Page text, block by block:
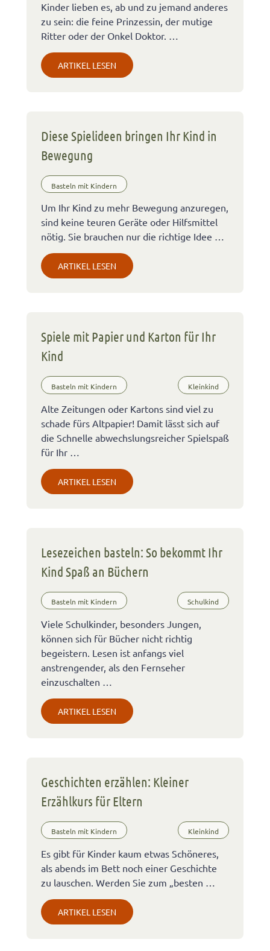
Kinder lieben es, ab und zu jemand anderes
zu sein: die feine Prinzessin, der mutige
Ritter oder der Onkel Doktor. …
ARTIKEL LESEN
Diese Spielideen bringen Ihr Kind in
Bewegung
Basteln mit Kindern
Um Ihr Kind zu mehr Bewegung anzuregen,
sind keine teuren Geräte oder Hilfsmittel
nötig. Sie brauchen nur die richtige Idee …
ARTIKEL LESEN
Spiele mit Papier und Karton für Ihr
Kind
Basteln mit Kindern Kleinkind
Alte Zeitungen oder Kartons sind viel zu
schade fürs Altpapier! Damit lässt sich auf
die Schnelle abwechslungsreicher Spielspaß
für Ihr …
ARTIKEL LESEN
Lesezeichen basteln: So bekommt Ihr
Kind Spaß an Büchern
Basteln mit Kindern Schulkind
Viele Schulkinder, besonders Jungen,
können sich für Bücher nicht richtig
begeistern. Lesen ist anfangs viel
anstrengender, als den Fernseher
einzuschalten …
ARTIKEL LESEN
Geschichten erzählen: Kleiner
Erzählkurs für Eltern
Basteln mit Kindern Kleinkind
Es gibt für Kinder kaum etwas Schöneres,
als abends im Bett noch einer Geschichte
zu lauschen. Werden Sie zum „besten …
ARTIKEL LESEN